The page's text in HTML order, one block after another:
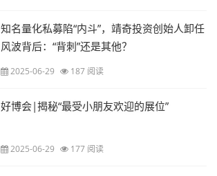
知名量化私募陷“内斗”，靖奇投资创始人卸任
风波背后：“背刺”还是其他？
2025-06-29 187 阅读
好博会|揭秘“最受小朋友欢迎的展位”
2025-06-29 177 阅读